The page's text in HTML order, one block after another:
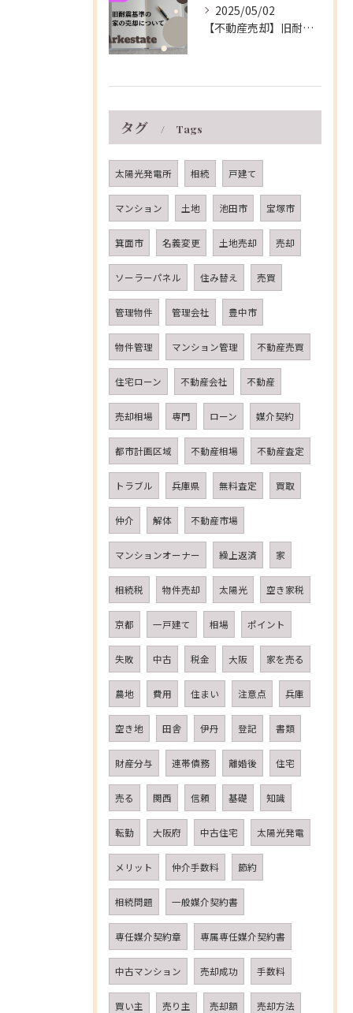
2025/05/02
【不動産売却】旧耐震基準の家の売却について～伊丹市の不動産会社～
タグ Tags
太陽光発電所 相続 戸建て
マンション 土地 池田市 宝塚市
箕面市 名義変更 土地売却 売却
ソーラーパネル 住み替え 売買
管理物件 管理会社 豊中市
物件管理 マンション管理 不動産売買
住宅ローン 不動産会社 不動産
売却相場 専門 ローン 媒介契約
都市計画区域 不動産相場 不動産査定
トラブル 兵庫県 無料査定 買取
仲介 解体 不動産市場
マンションオーナー 繰上返済 家
相続税 物件売却 太陽光 空き家税
京都 一戸建て 相場 ポイント
失敗 中古 税金 大阪 家を売る
農地 費用 住まい 注意点 兵庫
空き地 田舎 伊丹 登記 書類
財産分与 連帯債務 離婚後 住宅
売る 関西 信頼 基礎 知識
転勤 大阪府 中古住宅 太陽光発電
メリット 仲介手数料 節約
相続問題 一般媒介契約書
専任媒介契約章 専属専任媒介契約書
中古マンション 売却成功 手数料
買い主 売り主 売却額 売却方法